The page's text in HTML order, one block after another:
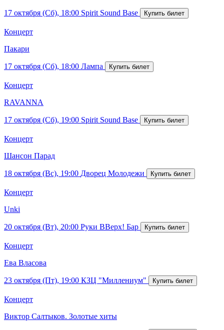
17 октября (Сб), 18:00 Spirit Sound Base
Концерт
Пакари
17 октября (Сб), 18:00 Лампа
Концерт
RAVANNA
17 октября (Сб), 19:00 Spirit Sound Base
Концерт
Шансон Парад
18 октября (Вс), 19:00 Дворец Молодежи
Концерт
Unki
20 октября (Вт), 20:00 Руки ВВерх! Бар
Концерт
Ева Власова
23 октября (Пт), 19:00 КЗЦ "Миллениум"
Концерт
Виктор Салтыков. Золотые хиты